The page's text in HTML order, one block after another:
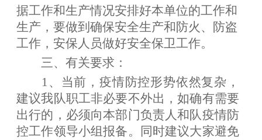
据工作和生产情况安排好本单位的工作和
生产，要做到确保安全生产和防火、防盗
工作，安保人员做好安全保卫工作。
三、有关要求：
1、当前，疫情防控形势依然复杂，
建议我队职工非必要不外出，如确有需要
出行的，必须向本部门负责人和队疫情防
控工作领导小组报备。同时建议大家避免